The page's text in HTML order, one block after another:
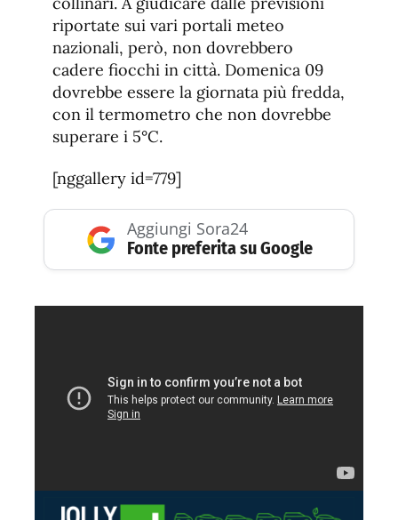
riportate sui vari portali meteo
nazionali, però, non dovrebbero
cadere fiocchi in città. Domenica 09
dovrebbe essere la giornata più fredda,
con il termometro che non dovrebbe
superare i 5°C.
[nggallery id=779]
Aggiungi Sora24
Fonte preferita su Google